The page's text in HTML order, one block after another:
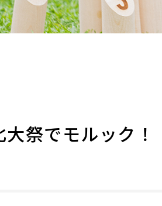
祭でモルック！